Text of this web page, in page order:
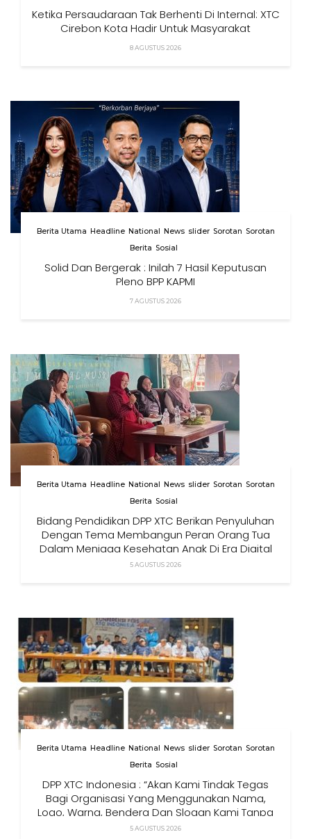
Ketika Persaudaraan Tak Berhenti Di Internal: XTC
Cirebon Kota Hadir Untuk Masyarakat
8 AGUSTUS 2026
Berita Utama Headline National News slider Sorotan Sorotan
Berita Sosial
Solid Dan Bergerak : Inilah 7 Hasil Keputusan
Pleno BPP KAPMI
7 AGUSTUS 2026
Berita Utama Headline National News slider Sorotan Sorotan
Berita Sosial
Bidang Pendidikan DPP XTC Berikan Penyuluhan
Dengan Tema Membangun Peran Orang Tua
Dalam Menjaga Kesehatan Anak Di Era Digital
5 AGUSTUS 2026
Berita Utama Headline National News slider Sorotan Sorotan
Berita Sosial
DPP XTC Indonesia : “Akan Kami Tindak Tegas
Bagi Organisasi Yang Menggunakan Nama,
Logo, Warna, Bendera Dan Slogan Kami Tanpa
Izin”
5 AGUSTUS 2026